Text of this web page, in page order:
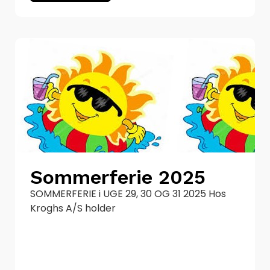
Sommerferie 2025
SOMMERFERIE i UGE 29, 30 OG 31 2025 Hos
Kroghs A/S holder